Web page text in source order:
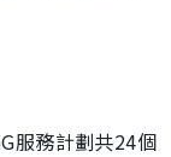
服務計劃共24個